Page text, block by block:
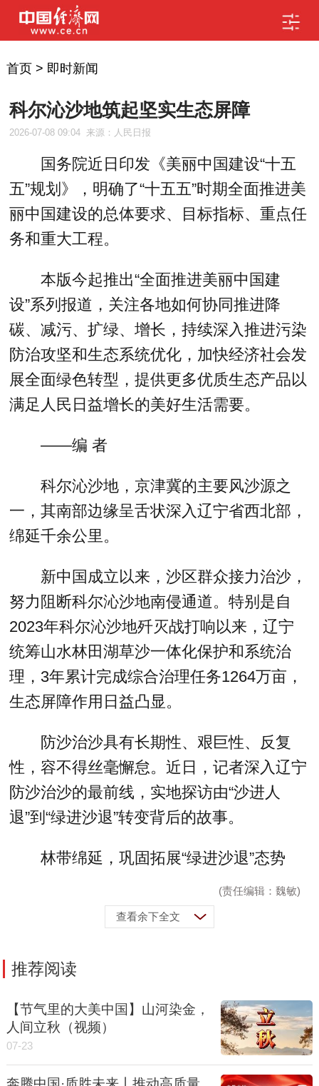
首页> 即时新闻
科尔沁沙地筑起坚实生态屏障
2026-07-08 09:04 来源：人民日报
国务院近日印发《美丽中国建设“十五
五”规划》，明确了“十五五”时期全面推进美
丽中国建设的总体要求、目标指标、重点任
务和重大工程。
本版今起推出“全面推进美丽中国建
设”系列报道，关注各地如何协同推进降
碳、减污、扩绿、增长，持续深入推进污染
防治攻坚和生态系统优化，加快经济社会发
展全面绿色转型，提供更多优质生态产品以
满足人民日益增长的美好生活需要。
——编 者
科尔沁沙地，京津冀的主要风沙源之
一，其南部边缘呈舌状深入辽宁省西北部，
绵延千余公里。
新中国成立以来，沙区群众接力治沙，
努力阻断科尔沁沙地南侵通道。特别是自
2023年科尔沁沙地歼灭战打响以来，辽宁
统筹山水林田湖草沙一体化保护和系统治
理，3年累计完成综合治理任务1264万亩，
生态屏障作用日益凸显。
防沙治沙具有长期性、艰巨性、反复
性，容不得丝毫懈怠。近日，记者深入辽宁
防沙治沙的最前线，实地探访由“沙进人
退”到“绿进沙退”转变背后的故事。
林带绵延，巩固拓展“绿进沙退”态势
(责任编辑：魏敏)
查看余下全文
推荐阅读
【节气里的大美中国】山河染金，
人间立秋（视频）
07-23